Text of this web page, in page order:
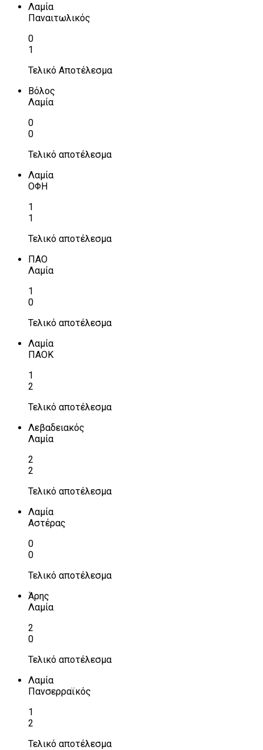
Λαμία
Παναιτωλικός
0
1
Τελικό Αποτέλεσμα
Βόλος
Λαμία
0
0
Τελικό αποτέλεσμα
Λαμία
ΟΦΗ
1
1
Τελικό αποτέλεσμα
ΠΑΟ
Λαμία
1
0
Τελικό αποτέλεσμα
Λαμία
ΠΑΟΚ
1
2
Τελικό αποτέλεσμα
Λεβαδειακός
Λαμία
2
2
Τελικό αποτέλεσμα
Λαμία
Αστέρας
0
0
Τελικό αποτέλεσμα
Άρης
Λαμία
2
0
Τελικό αποτέλεσμα
Λαμία
Πανσερραϊκός
1
2
Τελικό αποτέλεσμα